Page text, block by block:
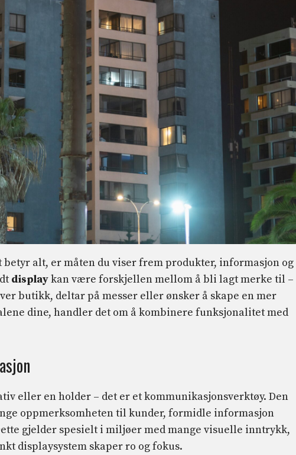
alt, er måten du viser frem produkter, informasjon og
displaykan være forskjellen mellom å bli lagt merke til –
butikk, deltar på messer eller ønsker å skape en mer
dine, handler det om å kombinere funksjonalitet med
eller en holder – det er et kommunikasjonsverktøy. Den
oppmerksomheten til kunder, formidle informasjon
gjelder spesielt i miljøer med mange visuelle inntrykk,
displaysystem skaper ro og fokus.